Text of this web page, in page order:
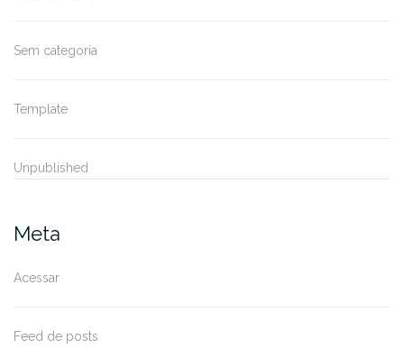
Sem categoria
Template
Unpublished
Meta
Acessar
Feed de posts